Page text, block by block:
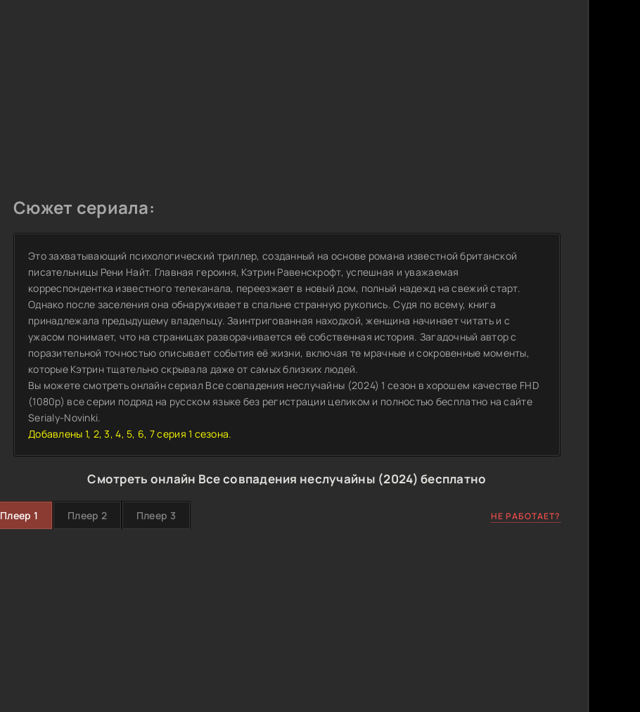
Сюжет сериала:
Это захватывающий психологический триллер, созданный на основе романа известной британской
писательницы Рени Найт. Главная героиня, Кэтрин Равенскрофт, успешная и уважаемая
корреспондентка известного телеканала, переезжает в новый дом, полный надежд на свежий старт.
Однако после заселения она обнаруживает в спальне странную рукопись. Судя по всему, книга
принадлежала предыдущему владельцу. Заинтригованная находкой, женщина начинает читать и с
ужасом понимает, что на страницах разворачивается её собственная история. Загадочный автор с
поразительной точностью описывает события её жизни, включая те мрачные и сокровенные моменты,
которые Кэтрин тщательно скрывала даже от самых близких людей.
Вы можете смотреть онлайн сериал Все совпадения неслучайны (2024) 1 сезон в хорошем качестве FHD
(1080p) все серии подряд на русском языке без регистрации целиком и полностью бесплатно на сайте
Serialy-Novinki.
Добавлены 1, 2, 3, 4, 5, 6, 7 серия 1 сезона.
Смотреть онлайн Все совпадения неслучайны (2024) бесплатно
Плеер 1 Плеер 2 Плеер 3 НЕ РАБОТАЕТ?